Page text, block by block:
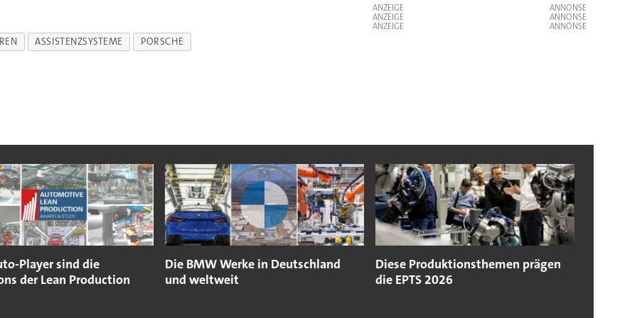
ANZEIGE
ANZEIGE
ANZEIGE
ASSISTENZSYSTEME PORSCHE
Player sind die
der Lean Production
Die BMW Werke in Deutschland
und weltweit
Diese Produktionsthemen prägen
die EPTS 2026